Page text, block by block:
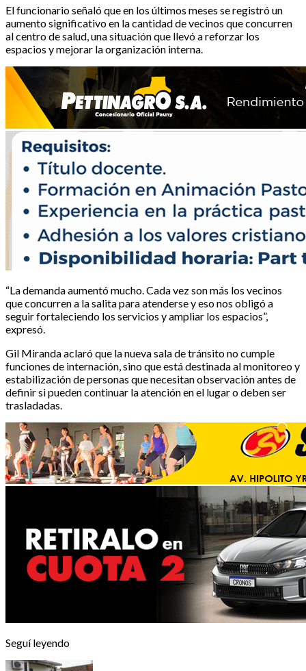
El funcionario señaló que en los últimos meses se registró un
aumento significativo en la cantidad de vecinos que concurren
al centro de salud, una situación que llevó a reforzar los
espacios y mejorar la organización interna.
“La demanda aumentó mucho. Cada vez son más los vecinos
que concurren a la salita para atenderse y eso nos obligó a
seguir fortaleciendo los servicios y ampliar los espacios”,
expresó.
Gil Miranda aclaró que la nueva sala de tránsito no cumple
funciones de internación, sino que está destinada al monitoreo y
estabilización de personas que necesitan observación antes de
definir si pueden continuar la atención en el lugar o deben ser
trasladadas.
Seguí leyendo